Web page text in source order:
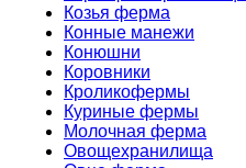
Козья ферма
Конные манежи
Конюшни
Коровники
Кроликофермы
Куриные фермы
Молочная ферма
Овощехранилища